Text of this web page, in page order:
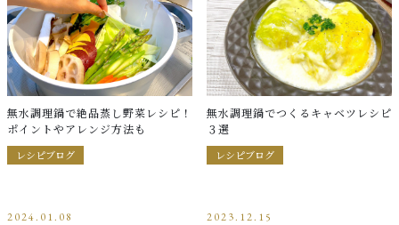
無水調理鍋で絶品蒸し野菜レシピ！
ポイントやアレンジ方法も
レシピブログ
無水調理鍋でつくるキャベツレシピ
３選
レシピブログ
2024.01.08 2023.12.15